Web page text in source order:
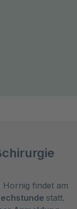
Hornig findet am
statt.